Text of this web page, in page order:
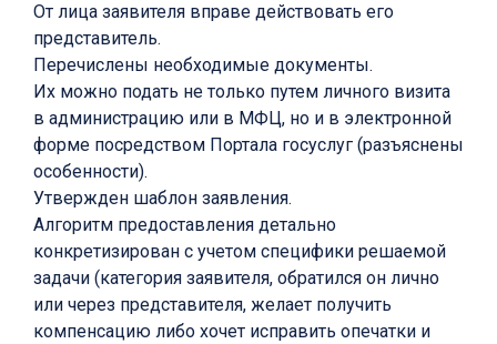
От лица заявителя вправе действовать его
представитель.
Перечислены необходимые документы.
Их можно подать не только путем личного визита
в администрацию или в МФЦ, но и в электронной
форме посредством Портала госуслуг (разъяснены
особенности).
Утвержден шаблон заявления.
Алгоритм предоставления детально
конкретизирован с учетом специфики решаемой
задачи (категория заявителя, обратился он лично
или через представителя, желает получить
компенсацию либо хочет исправить опечатки и